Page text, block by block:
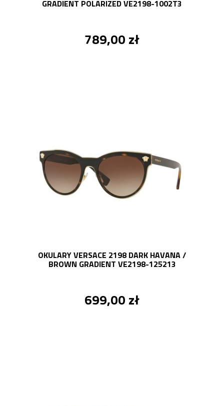
GRADIENT POLARIZED VE2198-1002T3
789,00 zł
OKULARY VERSACE 2198 DARK HAVANA /
BROWN GRADIENT VE2198-125213
699,00 zł